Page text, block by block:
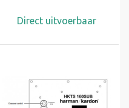
Direct uitvoerbaar